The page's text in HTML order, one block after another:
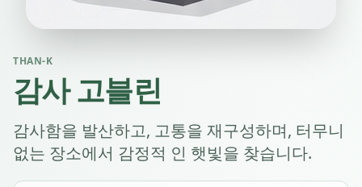
THAN-K
감사 고블린
감사함을 발산하고, 고통을 재구성하며, 터무니
없는 장소에서 감정적 인 햇빛을 찾습니다.